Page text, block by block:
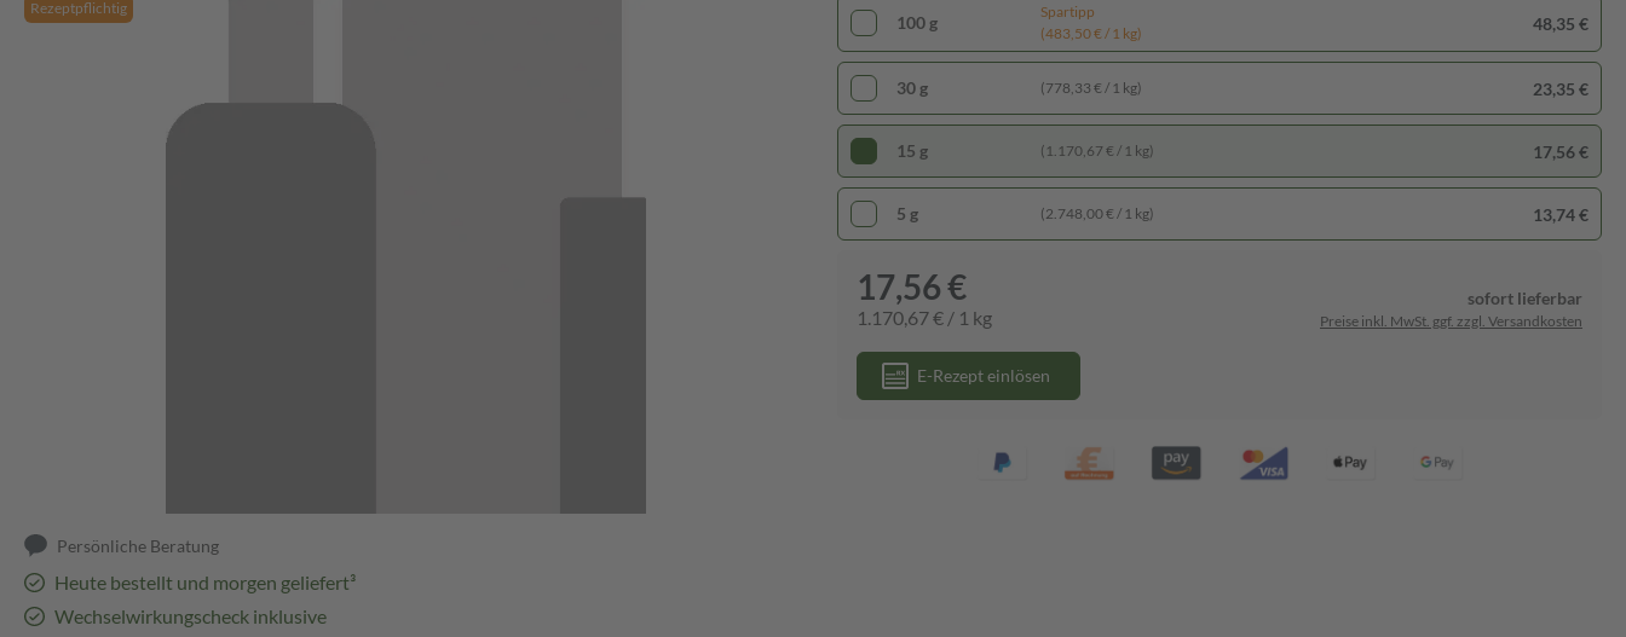
Rezeptpflichtig
Persönliche Beratung
Heute bestellt und morgen geliefert³
Wechselwirkungscheck inklusive
100 g
Spartipp
(483,50 € / 1 kg)
48,35 €
30 g (778,33 € / 1 kg) 23,35 €
15 g (1.170,67 € / 1 kg) 17,56 €
5 g (2.748,00 € / 1 kg) 13,74 €
17,56 €
1.170,67 € / 1 kg
sofort lieferbar
Preise inkl. MwSt. ggf. zzgl. Versandkosten
E-Rezept einlösen